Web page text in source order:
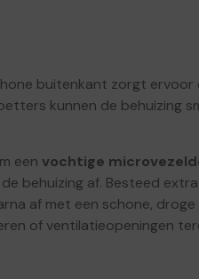
buitenkant zorgt ervoor
kunnen de behuizing
een vochtige
behuizing af. Besteed
af met een schone, droge
of ventilatieopeningen